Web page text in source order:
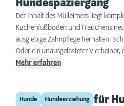
Hundespaziergang
Der Inhalt des Mülleimers liegt
Küchenfußboden und Frauchens
ausgiebige Zahnpflege herhalten.
Oder ein unausgelasteter Vierbeiner,
Maßnahmen selbst für Kurzweil
Mehr erfahren
Hunde Hundeerziehung
Clickertraining für